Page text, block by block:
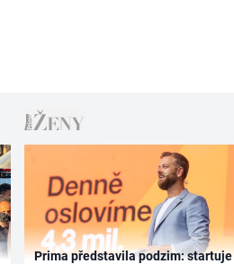
Prima představila podzim: startuje